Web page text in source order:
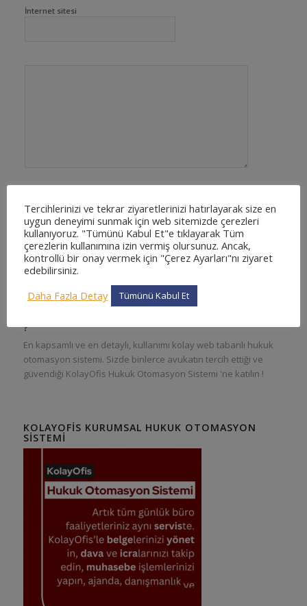
İnternet sitesi
?
En kapsamlı ve en detaylı, kullanımı kolay web tabanlı hukuk
otomasyon sistemi. Sizde binlerce avukatın tercih ettiği ve
güvendiği KolayOfis Hukuk Otomasyon Sistemi 'ne katılın !
KOLAYOFIS KURUMSAL HUKUK OTOMASYON
SISTEMI
Tercihlerinizi ve tekrar ziyaretlerinizi hatırlayarak size en
uygun deneyimi sunmak için web sitemizde çerezleri
kullanıyoruz. "Tümünü Kabul Et"e tıklayarak Tüm
çerezlerin kullanımına izin vermiş olursunuz. Ancak,
kontrollü bir onay vermek için "Çerez Ayarları"nı ziyaret
edebilirsiniz.
Daha Fazla Detay
Tümünü Kabul Et